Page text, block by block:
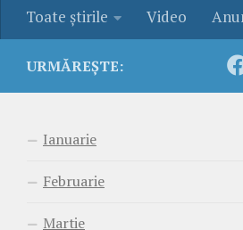
Toate ştirile Video
URMĂREȘTE:
Ianuarie
Februarie
Martie